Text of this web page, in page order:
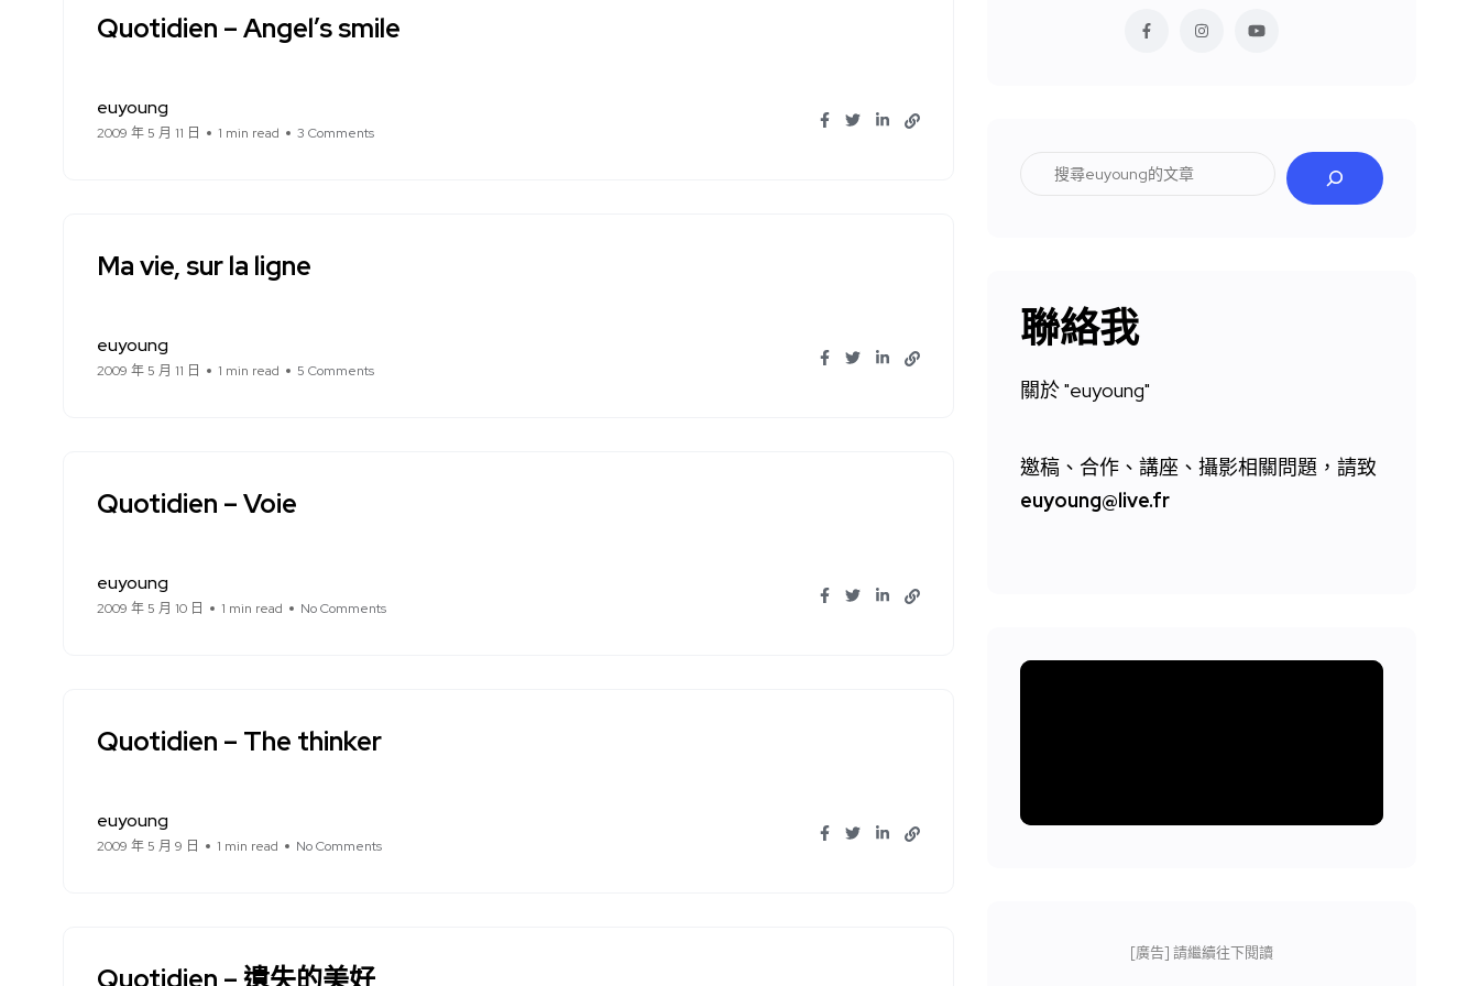
Quotidien – Angel’s smile
euyoung
2009 年 5 月 11 日 1 min read 3 Comments
Ma vie, sur la ligne
euyoung
2009 年 5 月 11 日 1 min read 5 Comments
Quotidien – Voie
euyoung
2009 年 5 月 10 日 1 min read No Comments
Quotidien – The thinker
euyoung
2009 年 5 月 9 日 1 min read No Comments
Quotidien – 遺失的美好
聯絡我
關於 "euyoung"
邀稿、合作、講座、攝影相關問題，請致
euyoung@live.fr
[廣告] 請繼續往下閱讀